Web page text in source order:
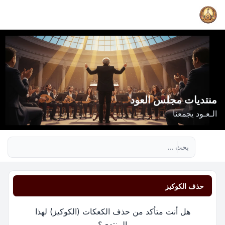
منتديات مجلس العود
الـعـود يجمعنا
حذف الكوكيز
هل أنت متأكد من حذف الكعكات (الكوكيز) لهذا